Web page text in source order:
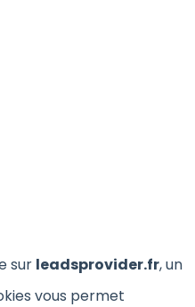
sur leadsprovider.fr, un
vous permet